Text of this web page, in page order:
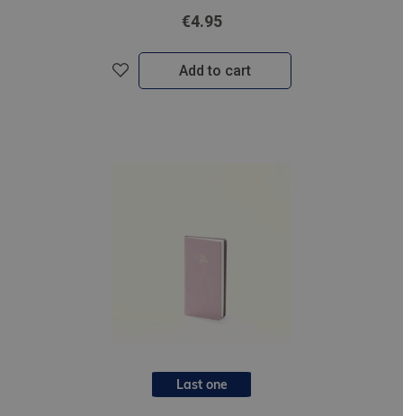
€4.95
Add to cart
Last one